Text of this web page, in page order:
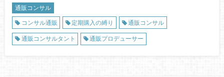
通販コンサル
コンサル通販
定期購入の縛り 通販コンサル
通販コンサルタント 通販プロデューサー